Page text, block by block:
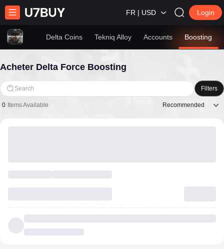
FR | USD Login
Delta Coins Tekniq Alloy Accounts Boosting
Acheter Delta Force Boosting
Search Filters
0 Items Available Recommended